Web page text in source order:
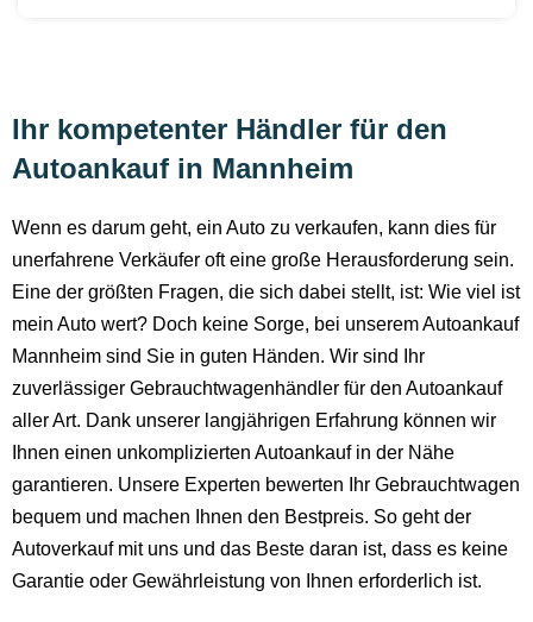
Ihr kompetenter Händler für den
Autoankauf in Mannheim
Wenn es darum geht, ein Auto zu verkaufen, kann dies für
unerfahrene Verkäufer oft eine große Herausforderung sein.
Eine der größten Fragen, die sich dabei stellt, ist: Wie viel ist
mein Auto wert? Doch keine Sorge, bei unserem Autoankauf
Mannheim sind Sie in guten Händen. Wir sind Ihr
zuverlässiger Gebrauchtwagenhändler für den Autoankauf
aller Art. Dank unserer langjährigen Erfahrung können wir
Ihnen einen unkomplizierten Autoankauf in der Nähe
garantieren. Unsere Experten bewerten Ihr Gebrauchtwagen
bequem und machen Ihnen den Bestpreis. So geht der
Autoverkauf mit uns und das Beste daran ist, dass es keine
Garantie oder Gewährleistung von Ihnen erforderlich ist.